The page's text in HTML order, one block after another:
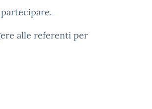
alle referenti per